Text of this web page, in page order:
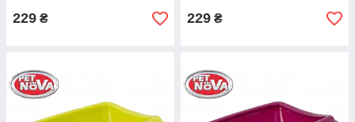
229 ₴ 229 ₴